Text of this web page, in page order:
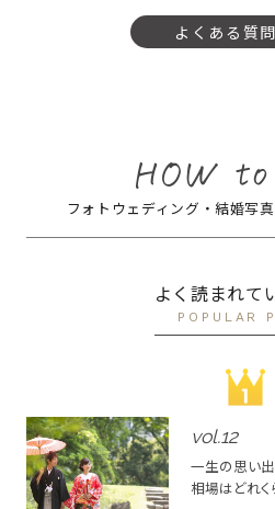
よくある質
フォトウェディング・結婚写
よく読まれて
POPULAR
vol.12
一生の思い
相場はどれく